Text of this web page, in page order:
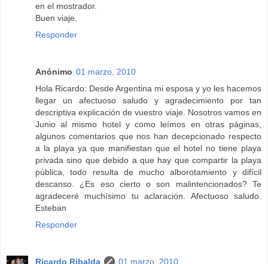
en el mostrador.
Buen viaje.
Responder
Anónimo 01 marzo, 2010
Hola Ricardo: Desde Argentina mi esposa y yo les hacemos
llegar un afectuoso saludo y agradecimiento por tan
descriptiva explicación de vuestro viaje. Nosotros vamos en
Junio al mismo hotel y como leímos en otras páginas,
algunos comentarios que nos han decepcionado respecto
a la playa ya que manifiestan que el hotel no tiene playa
privada sino que debido a que hay que compartir la playa
pública, todo resulta de mucho alborotamiento y difícil
descanso. ¿Es eso cierto o son malintencionados? Te
agradeceré muchísimo tu aclaración. Afectuoso saludo.
Esteban
Responder
Ricardo Ribalda
01 marzo, 2010